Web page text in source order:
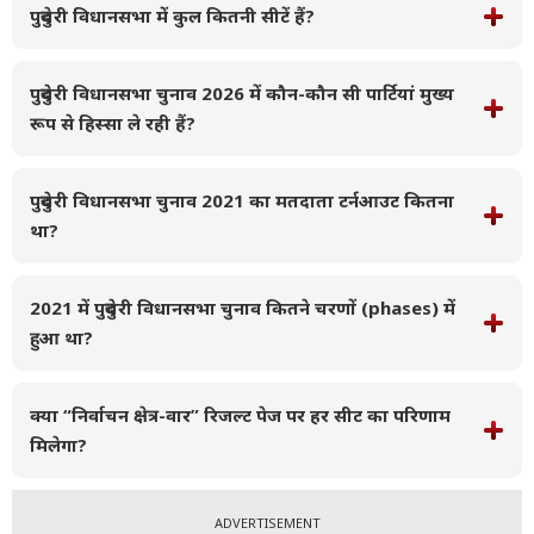
पुदुचेरी विधानसभा में कुल कितनी सीटें हैं?
पुदुचेरी विधानसभा चुनाव 2026 में कौन-कौन सी पार्टियां मुख्य
रूप से हिस्सा ले रही हैं?
पुदुचेरी विधानसभा चुनाव 2021 का मतदाता टर्नआउट कितना
था?
2021 में पुदुचेरी विधानसभा चुनाव कितने चरणों (phases) में
हुआ था?
क्या “निर्वाचन क्षेत्र-वार” रिजल्ट पेज पर हर सीट का परिणाम
मिलेगा?
ADVERTISEMENT